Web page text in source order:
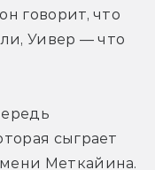
говорит, что
Уивер — что
сыграет
Меткайина.